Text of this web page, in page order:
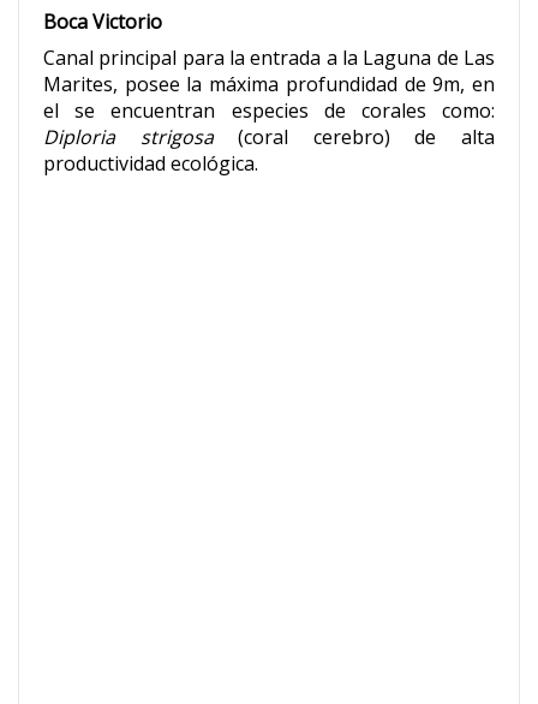
Boca Victorio
Canal principal para la entrada a la Laguna de Las
Marites, posee la máxima profundidad de 9m, en
el se encuentran especies de corales como:
Diploria strigosa(coral cerebro) de alta
productividad ecológica.